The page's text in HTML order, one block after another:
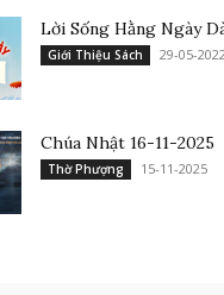
Lời Sống Hằng Ngày
Giới Thiệu Sách 29-05-2022
Chúa Nhật 16-11-2025
Thờ Phượng 15-11-2025